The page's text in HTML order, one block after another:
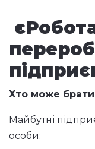
Хто може брати
Майбутні
особи: